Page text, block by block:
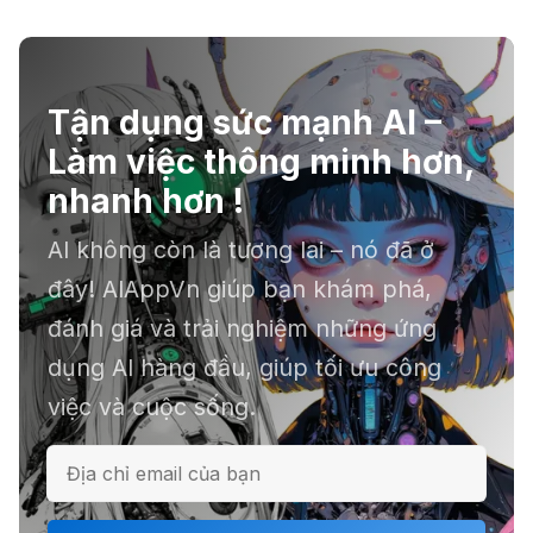
☣️ Proxy by Convergence - AI
agent tự động hoá
📕 Kimi AI - Ứng dụng tóm tắt hàng
chục file dữ liệu
ℹ️ Napkin AI - Biến văn bản thành
infographic
Tận dụng sức mạnh AI –
Làm việc thông minh hơn,
nhanh hơn !
AI không còn là tương lai – nó đã ở
đây! AIAppVn giúp bạn khám phá,
đánh giá và trải nghiệm những ứng
dụng AI hàng đầu, giúp tối ưu công
việc và cuộc sống.